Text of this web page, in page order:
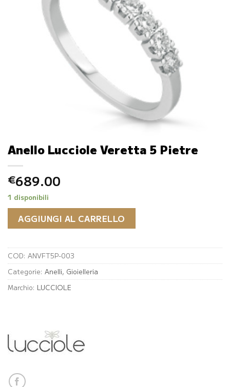
Anello Lucciole Veretta 5 Pietre
€689.00
1 disponibili
AGGIUNGI AL CARRELLO
COD: ANVFT5P-003
Categorie: Anelli, Gioielleria
Marchio: LUCCIOLE